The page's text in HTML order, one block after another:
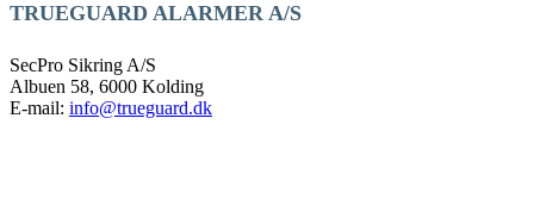
TRUEGUARD ALARMER A/S
SecPro Sikring A/S
Albuen 58, 6000 Kolding
E-mail: info@trueguard.dk